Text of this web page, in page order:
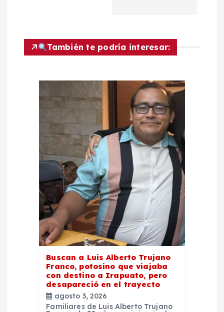
n
También te podría interesar:
Buscan a Luis Alberto Trujano
Franco, potosino que viajaba
con destino a Irapuato, pero
desapareció en el trayecto
agosto 3, 2026
Familiares de Luis Alberto Trujano